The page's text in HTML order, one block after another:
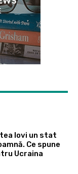
lovi un stat
Ce spune
Ucraina